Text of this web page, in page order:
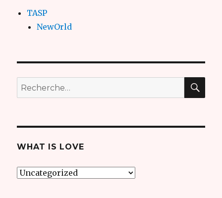
TASP
NewOrld
Recherche
pour
WHAT IS LOVE
what